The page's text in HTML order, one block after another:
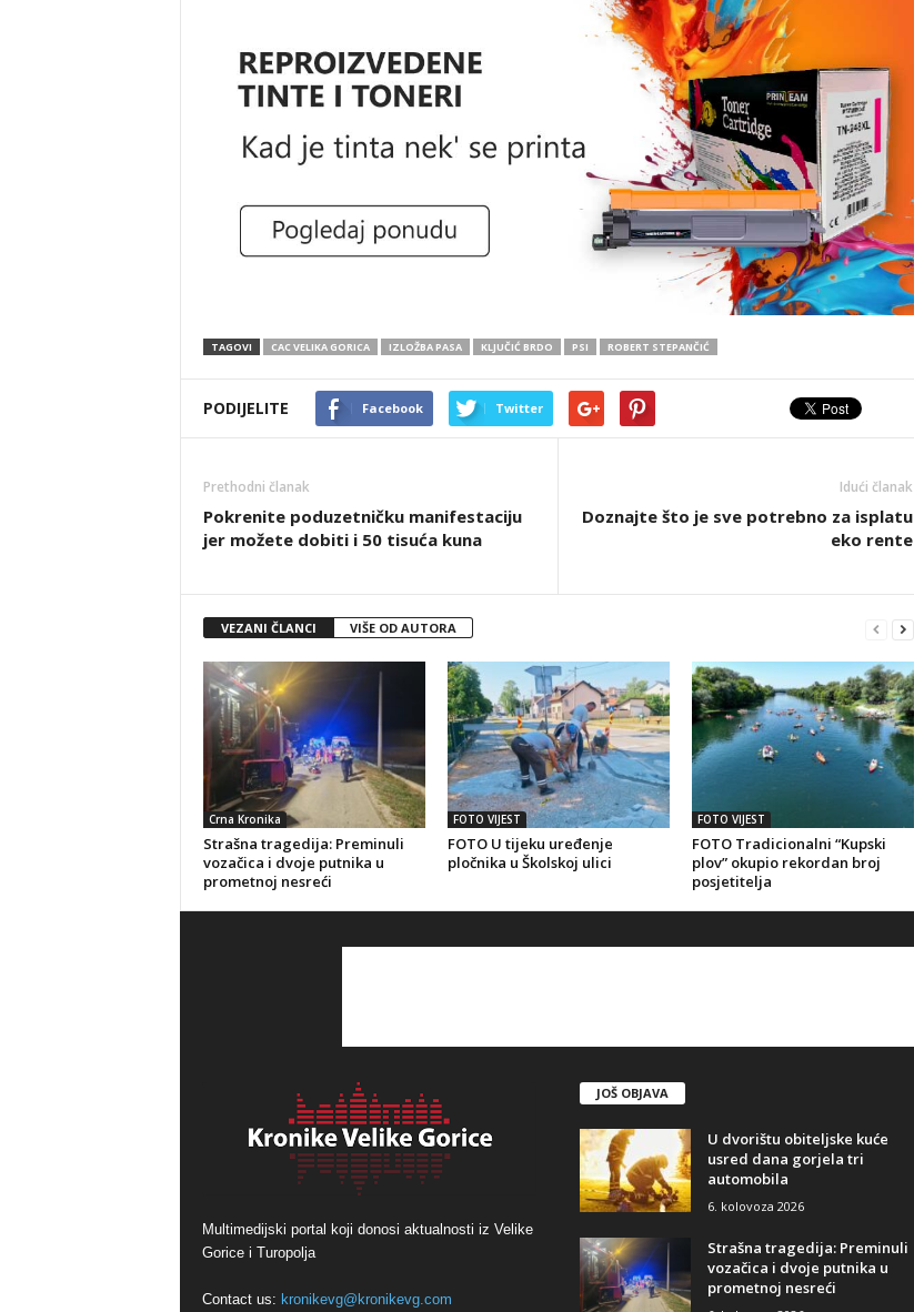
TAGOVI CAC VELIKA GORICA IZLOŽBA PASA KLJUČIĆ BRDO PSI ROBERT STEPANČIĆ
PODIJELITE Facebook Twitter
Prethodni članak
Pokrenite poduzetničku manifestaciju
jer možete dobiti i 50 tisuća kuna
Idući članak
Doznajte što je sve potrebno za isplatu
eko rente
VEZANI ČLANCI VIŠE OD AUTORA
Crna Kronika
Strašna tragedija: Preminuli
vozačica i dvoje putnika u
prometnoj nesreći
FOTO VIJEST
FOTO U tijeku uređenje
pločnika u Školskoj ulici
FOTO VIJEST
FOTO Tradicionalni “Kupski
plov” okupio rekordan broj
posjetitelja
Multimedijski portal koji donosi aktualnosti iz Velike
Gorice i Turopolja
Contact us: kronikevg@kronikevg.com
JOŠ OBJAVA
U dvorištu obiteljske kuće
usred dana gorjela tri
automobila
6. kolovoza 2026
Strašna tragedija: Preminuli
vozačica i dvoje putnika u
prometnoj nesreći